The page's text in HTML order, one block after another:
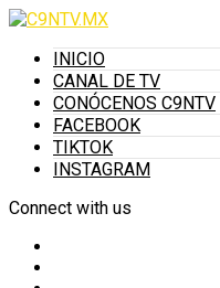
INICIO
CANAL DE TV
CONÓCENOS C9NTV
FACEBOOK
TIKTOK
INSTAGRAM
Connect with us